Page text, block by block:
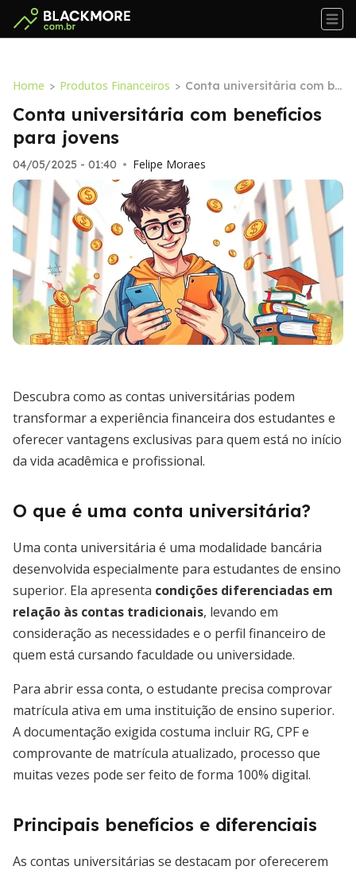
Home > Produtos Financeiros > Conta universitária com be
nefícios para jovens
Conta universitária com benefícios
para jovens
04/05/2025 - 01:40 • Felipe Moraes
Descubra como as contas universitárias podem
transformar a experiência financeira dos estudantes e
oferecer vantagens exclusivas para quem está no início
da vida acadêmica e profissional.
O que é uma conta universitária?
Uma conta universitária é uma modalidade bancária
desenvolvida especialmente para estudantes de ensino
superior. Ela apresenta condições diferenciadas em
relação às contas tradicionais, levando em
consideração as necessidades e o perfil financeiro de
quem está cursando faculdade ou universidade.
Para abrir essa conta, o estudante precisa comprovar
matrícula ativa em uma instituição de ensino superior.
A documentação exigida costuma incluir RG, CPF e
comprovante de matrícula atualizado, processo que
muitas vezes pode ser feito de forma 100% digital.
Principais benefícios e diferenciais
As contas universitárias se destacam por oferecerem